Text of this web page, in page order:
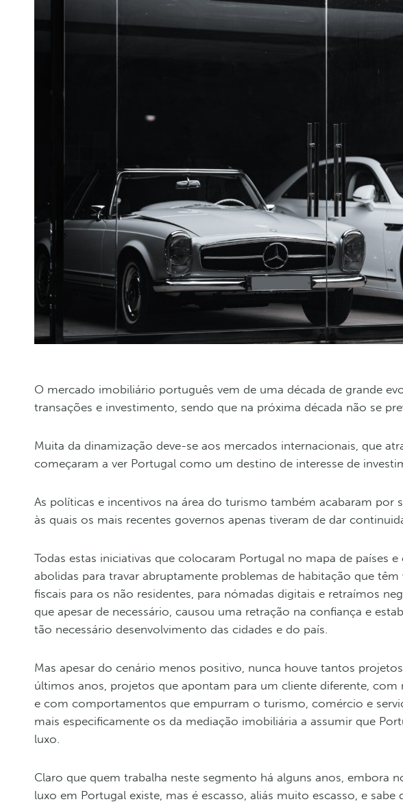
O mercado imobiliário português vem de uma década de grande
transações e investimento, sendo que na próxima década não se
Muita da dinamização deve-se aos mercados internacionais, que
começaram a ver Portugal como um destino de interesse de
As políticas e incentivos na área do turismo também acabaram
às quais os mais recentes governos apenas tiveram de dar
Todas estas iniciativas que colocaram Portugal no mapa de países
abolidas para travar abruptamente problemas de habitação que
fiscais para os não residentes, para nómadas digitais e retraímos
que apesar de necessário, causou uma retração na confiança e
tão necessário desenvolvimento das cidades e do país.
Mas apesar do cenário menos positivo, nunca houve tantos
últimos anos, projetos que apontam para um cliente diferente,
e com comportamentos que empurram o turismo, comércio e
mais especificamente os da mediação imobiliária a assumir que
luxo.
Claro que quem trabalha neste segmento há alguns anos, embora
luxo em Portugal existe, mas é escasso, aliás muito escasso, e